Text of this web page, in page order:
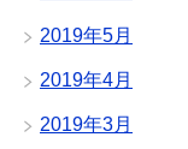
2019年5月
2019年4月
2019年3月